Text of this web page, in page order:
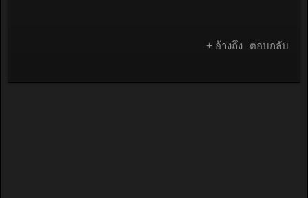
+ อ้างถึง ตอบกลับ